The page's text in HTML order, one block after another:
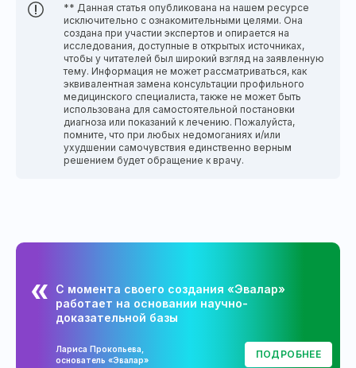
** Данная статья опубликована на нашем ресурсе
исключительно с ознакомительными целями. Она
создана при участии экспертов и опирается на
исследования, доступные в открытых источниках,
чтобы у читателей был широкий взгляд на заявленную
тему. Информация не может рассматриваться, как
эквивалентная замена консультации профильного
медицинского специалиста, также не может быть
использована для самостоятельной постановки
диагноза или показаний к лечению. Пожалуйста,
помните, что при любых недомоганиях и/или
ухудшении самочувствия единственно верным
решением будет обращение к врачу.
С момента своего создания «Эвалар»
работает на основании научно-
доказательной базы
Лариса Прокопьева,
основатель «Эвалар»
ПОДРОБНЕЕ